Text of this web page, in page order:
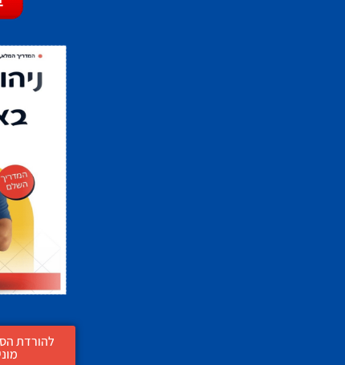
להורדת